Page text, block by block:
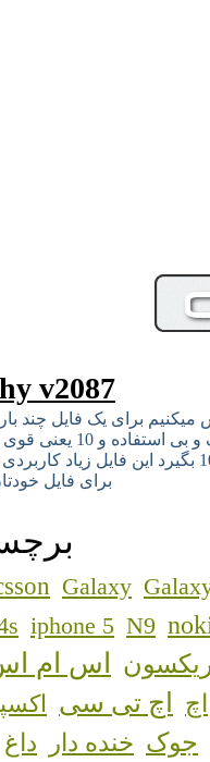
v2087
برای یک فایل چند
برای فایل
Galaxy
iphone 5 N9
اس ام
اچ
اچ تی سی
جوک خنده دار داغ